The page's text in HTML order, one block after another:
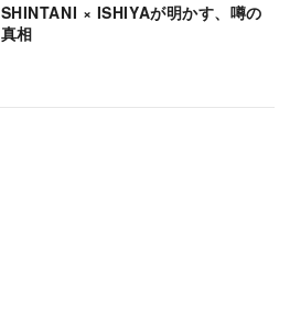
SHINTANI × ISHIYAが明かす、噂の
真相